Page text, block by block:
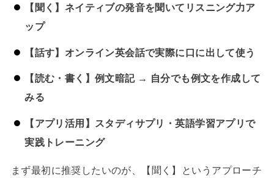
【聞く】ネイティブの発音を聞いてリスニング力ア
ップ
【話す】オンライン英会話で実際に口に出して使う
【読む・書く】例文暗記 → 自分でも例文を作成して
みる
【アプリ活用】スタディサプリ・英語学習アプリで
実践トレーニング
まず最初に推奨したいのが、【聞く】というアプローチ